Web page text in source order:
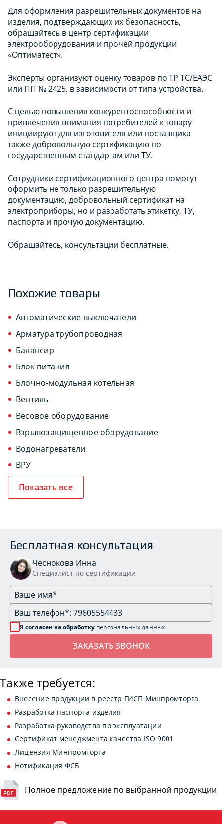
Для оформления разрешительных документов на
изделия, подтверждающих их безопасность,
обращайтесь в центр сертификации
электрооборудования и прочей продукции
«Оптиматест».
Эксперты организуют оценку товаров по ТР ТС/ЕАЭС
или ПП № 2425, в зависимости от типа устройства.
С целью повышения конкурентоспособности и
привлечения внимания потребителей к товару
инициируют для изготовителя или поставщика
также добровольную сертификацию по
государственным стандартам или ТУ.
Сотрудники сертификационного центра помогут
оформить не только разрешительную
документацию, добровольный сертификат на
электроприборы, но и разработать этикетку, ТУ,
паспорта и прочую документацию.
Обращайтесь, консультации бесплатные.
Похожие товары
Автоматические выключатели
Арматура трубопроводная
Балансир
Блок питания
Блочно-модульная котельная
Вентиль
Весовое оборудование
Взрывозащищенное оборудование
Водонагреватели
ВРУ
Показать все
Бесплатная консультация
Чеснокова Инна
Специалист по сертификации
Я согласен на обработку персональных данных
Также требуется:
Внесение продукции в реестр ГИСП Минпромторга
Разработка паспорта изделия
Разработка руководства по эксплуатации
Сертификат менеджмента качества ISO 9001
Лицензия Минпромторга
Нотификация ФСБ
Полное предложение по выбранной продукции